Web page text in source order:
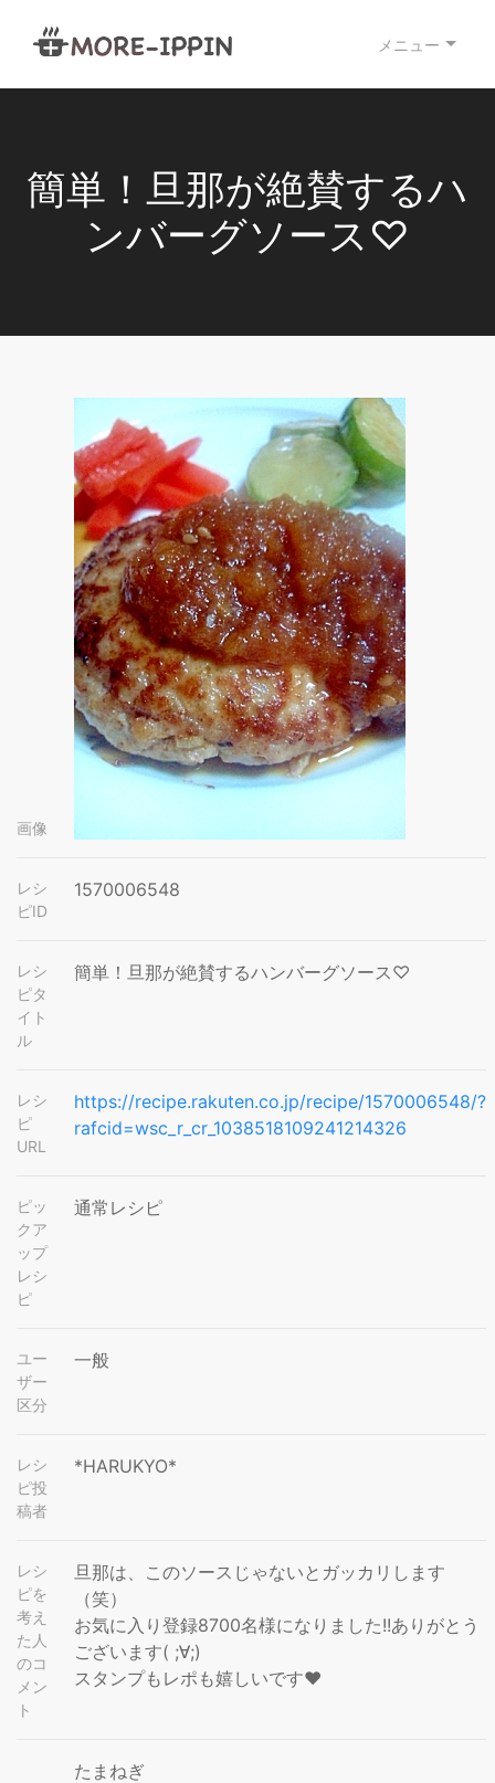
メニュー
簡単！旦那が絶賛するハ
ンバーグソース♡
画像
レシ
ピID
1570006548
レシ
ピタ
イト
ル
簡単！旦那が絶賛するハンバーグソース♡
レシ
ピ
URL
https://recipe.rakuten.co.jp/recipe/1570006548/?
rafcid=wsc_r_cr_1038518109241214326
ピッ
クア
ップ
レシ
ピ
通常レシピ
ユー
ザー
区分
一般
レシ
ピ投
稿者
*HARUKYO*
レシ
ピを
考え
た人
のコ
メン
ト
旦那は、このソースじゃないとガッカリします
（笑）
お気に入り登録8700名様になりました!!ありがとう
ございます( ;∀;)
スタンプもレポも嬉しいです❤
たまねぎ